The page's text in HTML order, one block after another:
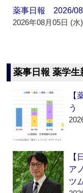
薬事日報 2026/
2026年08月05日 (水)
薬事日報 薬学
【
う
【
ア
ツ